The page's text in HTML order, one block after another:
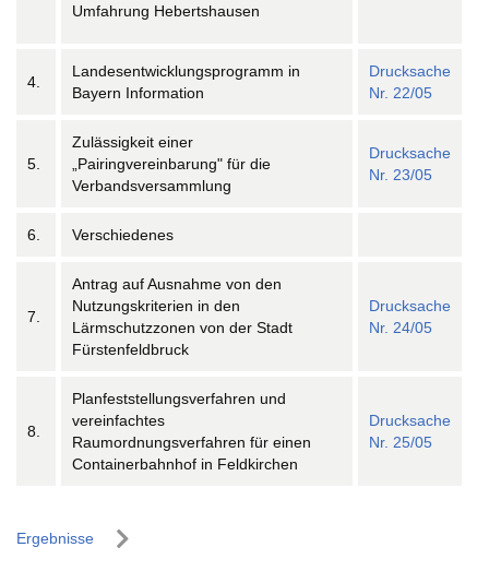
Umfahrung Hebertshausen
4.
Landesentwicklungsprogramm in
Bayern Information
Drucksache
Nr. 22/05
5.
Zulässigkeit einer
„Pairingvereinbarung" für die
Verbandsversammlung
Drucksache
Nr. 23/05
6. Verschiedenes
7.
Antrag auf Ausnahme von den
Nutzungskriterien in den
Lärmschutzzonen von der Stadt
Fürstenfeldbruck
Drucksache
Nr. 24/05
8.
Planfeststellungsverfahren und
vereinfachtes
Raumordnungsverfahren für einen
Containerbahnhof in Feldkirchen
Drucksache
Nr. 25/05
Ergebnisse